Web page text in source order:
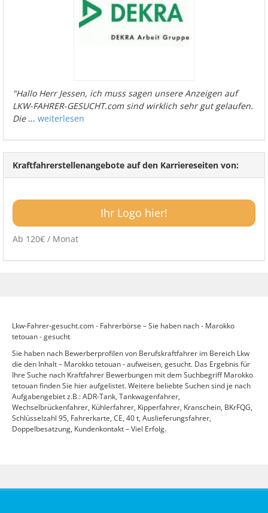
"Hallo Herr Jessen, ich muss sagen unsere Anzeigen auf
LKW-FAHRER-GESUCHT.com sind wirklich sehr gut gelaufen.
Die... weiterlesen
Kraftfahrerstellenangebote auf den Karriereseiten von:
Ihr Logo hier!
Ab 120€ / Monat
Lkw-Fahrer-gesucht.com - Fahrerbörse – Sie haben nach - Marokko
tetouan - gesucht
Sie haben nach Bewerberprofilen von Berufskraftfahrer im Bereich Lkw
die den Inhalt – Marokko tetouan - aufweisen, gesucht. Das Ergebnis für
Ihre Suche nach Kraftfahrer Bewerbungen mit dem Suchbegriff Marokko
tetouan finden Sie hier aufgelistet. Weitere beliebte Suchen sind je nach
Aufgabengebiet z.B.: ADR-Tank, Tankwagenfahrer,
Wechselbrückenfahrer, Kühlerfahrer, Kipperfahrer, Kranschein, BKrFQG,
Schlüsselzahl 95, Fahrerkarte, CE, 40 t, Auslieferungsfahrer,
Doppelbesatzung, Kundenkontakt – Viel Erfolg.